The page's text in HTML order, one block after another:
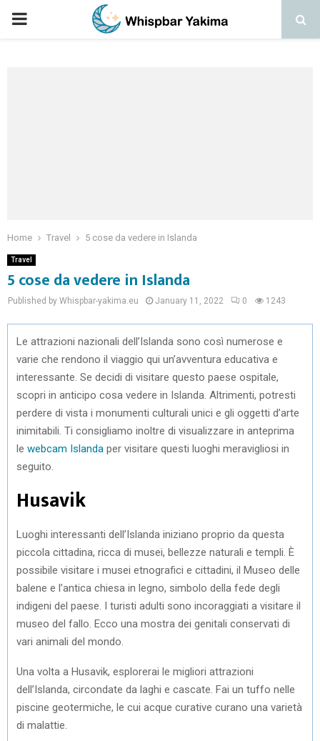
PRIMARY
Home Travel 5 cose da vedere in Islanda
Travel
5 cose da vedere in Islanda
Published by Whispbar-yakima.eu January 11, 2022 0 1243
Le attrazioni nazionali dell’Islanda sono così numerose e
varie che rendono il viaggio qui un’avventura educativa e
interessante. Se decidi di visitare questo paese ospitale,
scopri in anticipo cosa vedere in Islanda. Altrimenti, potresti
perdere di vista i monumenti culturali unici e gli oggetti d’arte
inimitabili. Ti consigliamo inoltre di visualizzare in anteprima
le webcam Islanda per visitare questi luoghi meravigliosi in
seguito.
Husavik
Luoghi interessanti dell’Islanda iniziano proprio da questa
piccola cittadina, ricca di musei, bellezze naturali e templi. È
possibile visitare i musei etnografici e cittadini, il Museo delle
balene e l’antica chiesa in legno, simbolo della fede degli
indigeni del paese. I turisti adulti sono incoraggiati a visitare il
museo del fallo. Ecco una mostra dei genitali conservati di
vari animali del mondo.
Una volta a Husavik, esplorerai le migliori attrazioni
dell’Islanda, circondate da laghi e cascate. Fai un tuffo nelle
piscine geotermiche, le cui acque curative curano una varietà
di malattie.